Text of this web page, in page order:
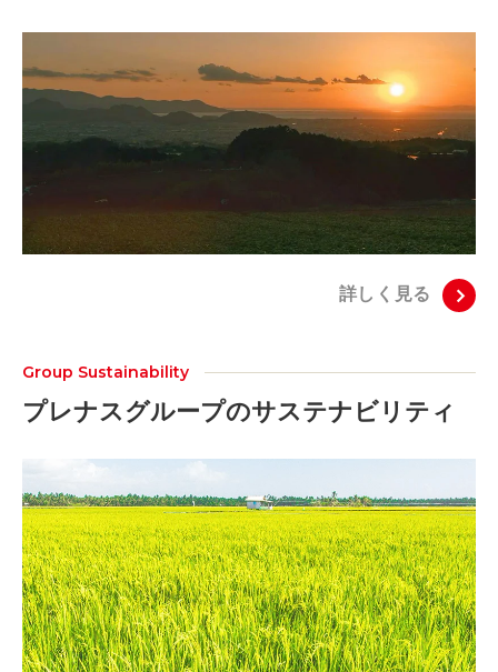
詳しく見る
Group Sustainability
プレナスグループのサステナビリティ